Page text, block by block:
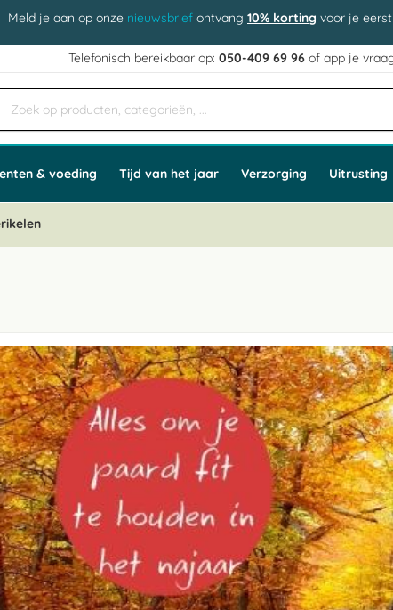
Meld je aan op onze nieuwsbrief ontvang 10% korting voor je
Telefonisch bereikbaar op:050-409 69 96 of app je
& voeding Tijd van het jaar Verzorging Uitrusting